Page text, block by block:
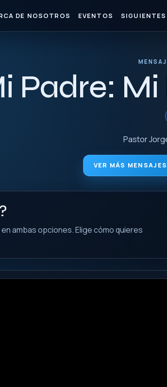
DE NOSOTROS EVENTOS
Padre:
Pastor
VER MÁS MENSAJES
ambas opciones. Elige cómo quieres